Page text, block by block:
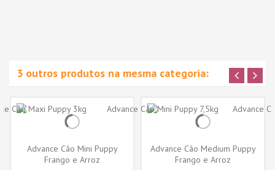
3 outros produtos na mesma categoria:
Advance Cão Mini Puppy
Frango e Arroz
Advance Cão Medium Puppy
Frango e Arroz